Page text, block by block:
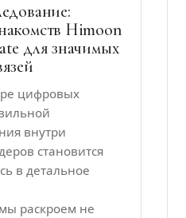
Himoon
для значимых
цифровых
внутри
становится
в детальное
раскроем не